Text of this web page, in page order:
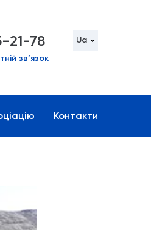
21-78
зв’язок
Ua
Контакти